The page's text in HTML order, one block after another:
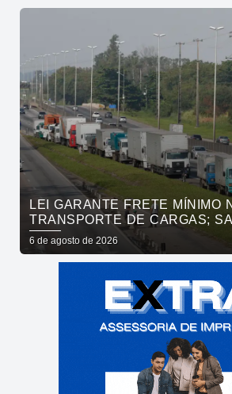
LEI GARANTE FRETE MÍNIMO
TRANSPORTE DE CARGAS;
MUDA
6 de agosto de 2026